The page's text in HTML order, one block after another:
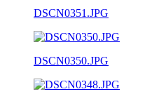
DSCN0351.JPG
DSCN0350.JPG